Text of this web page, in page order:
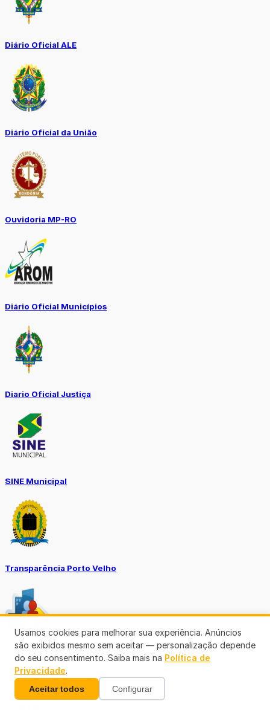
Diário Oficial ALE
Diário Oficial da União
Ouvidoria MP-RO
Diário Oficial Municípios
Diario Oficial Justiça
SINE Municipal
Transparência Porto Velho
SEMUSA
(69)3901-3176
Usamos cookies para melhorar sua experiência. Anúncios
são exibidos mesmo sem aceitar — personalização depende
do seu consentimento. Saiba mais na Política de
Privacidade.
Aceitar todos Configurar